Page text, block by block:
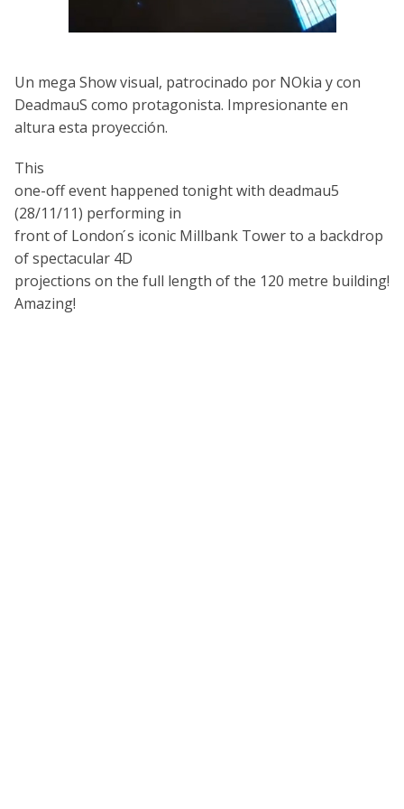
Un mega Show visual, patrocinado por NOkia y con
DeadmauS como protagonista. Impresionante en
altura esta proyección.
This
one-off event happened tonight with deadmau5
(28/11/11) performing in
front of London ́s iconic Millbank Tower to a backdrop
of spectacular 4D
projections on the full length of the 120 metre building!
Amazing!